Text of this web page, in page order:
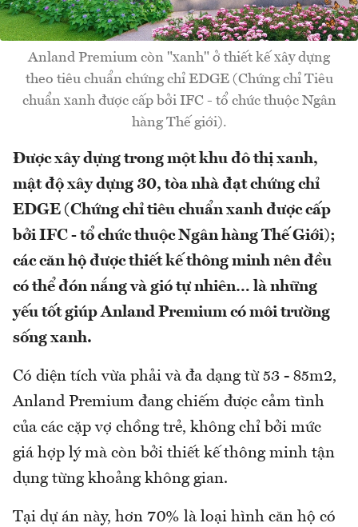
Anland Premium còn "xanh" ở thiết kế xây dựng
theo tiêu chuẩn chứng chỉ EDGE (Chứng chỉ Tiêu
chuẩn xanh được cấp bởi IFC - tổ chức thuộc Ngân
hàng Thế giới).
Được xây dựng trong một khu đô thị xanh,
mật độ xây dựng 30, tòa nhà đạt chứng chỉ
EDGE (Chứng chỉ tiêu chuẩn xanh được cấp
bởi IFC - tổ chức thuộc Ngân hàng Thế Giới);
các căn hộ được thiết kế thông minh nên đều
có thể đón nắng và gió tự nhiên… là những
yếu tốt giúp Anland Premium có môi trường
sống xanh.
Có diện tích vừa phải và đa dạng từ 53 - 85m2,
Anland Premium đang chiếm được cảm tình
của các cặp vợ chồng trẻ, không chỉ bởi mức
giá hợp lý mà còn bởi thiết kế thông minh tận
dụng từng khoảng không gian.
Tại dự án này, hơn 70% là loại hình căn hộ có